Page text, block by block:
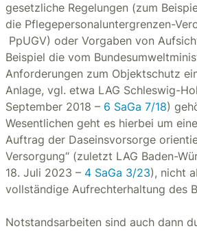
gesetzliche Regelungen (zum
die Pflegepersonaluntergrenzen-
PpUGV) oder Vorgaben von
Beispiel die vom
Anforderungen zum Objektschutz
Anlage, vgl. etwa LAG Schleswig-
September 2018 – 6 SaGa 7/18)
Wesentlichen geht es hierbei um
Auftrag der Daseinsvorsorge
Versorgung“ (zuletzt LAG Baden-
18. Juli 2023 – 4 SaGa 3/23), nicht
vollständige Aufrechterhaltung des
Notstandsarbeiten sind auch dann